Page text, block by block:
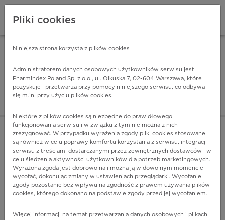
Pharmindex - lider
ZALOGUJ SIĘ
POKAŻ FILTRY
Pharmindex
Pliki cookies
Niniejsza strona korzysta z plików cookies
Administratorem danych osobowych użytkowników serwisu jest
Pharmindex Poland Sp. z o.o., ul. Olkuska 7, 02-604 Warszawa, które
pozyskuje i przetwarza przy pomocy niniejszego serwisu, co odbywa
się m.in. przy użyciu plików cookies.
Niektóre z plików cookies są niezbędne do prawidłowego
funkcjonowania serwisu i w związku z tym nie można z nich
zrezygnować. W przypadku wyrażenia zgody pliki cookies stosowane
są również w celu poprawy komfortu korzystania z serwisu, integracji
serwisu z treściami dostarczanymi przez zewnętrznych dostawców i w
celu śledzenia aktywności użytkowników dla potrzeb marketingowych.
Wyrażona zgoda jest dobrowolna i można ją w dowolnym momencie
wycofać, dokonując zmiany w ustawieniach przeglądarki. Wycofanie
zgody pozostanie bez wpływu na zgodność z prawem używania plików
cookies, którego dokonano na podstawie zgody przed jej wycofaniem.
Więcej informacji na temat przetwarzania danych osobowych i plikach
ZA DARMO - w Google Play INSTALUJ